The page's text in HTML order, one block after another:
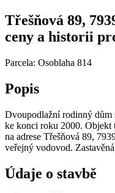
Třešňová 89,
ceny a historii
Parcela: Osoblaha 814
Popis
Dvoupodlažní rodinný dům
ke konci roku 2000. Objekt
na adrese Třešňová 89,
veřejný vodovod.
Údaje o stavbě